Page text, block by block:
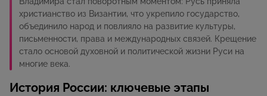
христианство из Византии, что укрепило государство,
объединило народ и повлияло на развитие культуры,
письменности, права и международных связей. Крещение
стало основой духовной и политической жизни Руси на
многие века.
История России: ключевые этапы